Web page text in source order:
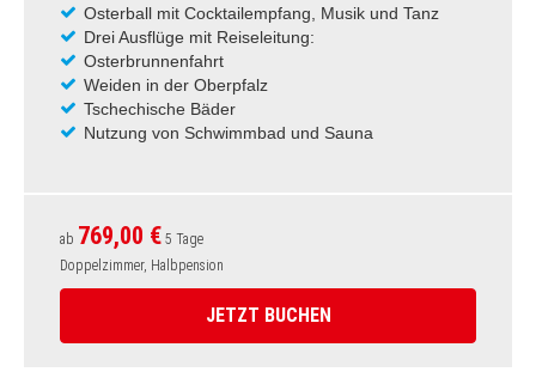
Osterball mit Cocktailempfang, Musik und Tanz
Drei Ausflüge mit Reiseleitung:
Osterbrunnenfahrt
Weiden in der Oberpfalz
Tschechische Bäder
Nutzung von Schwimmbad und Sauna
ab 769,00 € 5 Tage
Doppelzimmer, Halbpension
JETZT BUCHEN